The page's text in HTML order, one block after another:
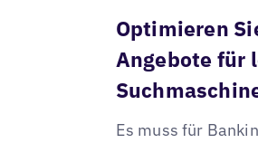
Optimieren
Angebote für
Es muss für